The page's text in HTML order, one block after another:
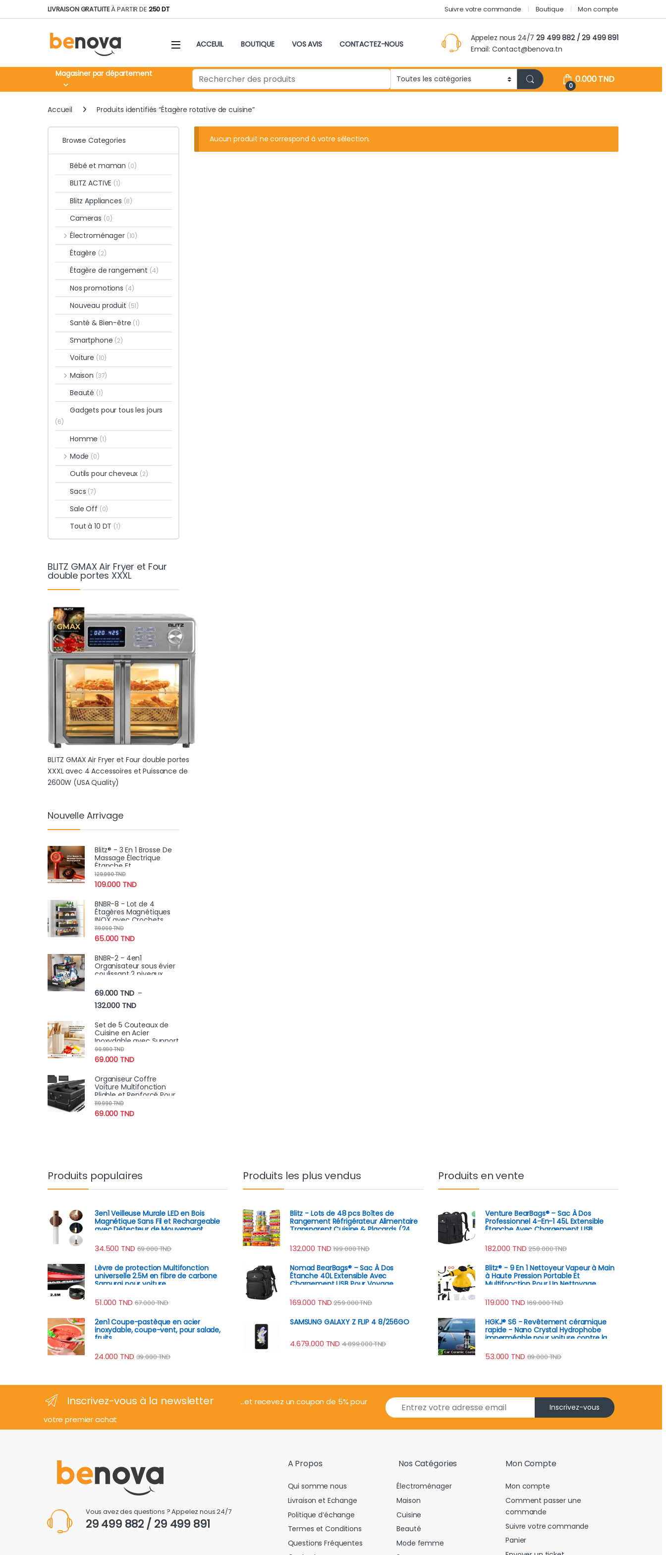
Skip to navigation
Skip to contentLIVRAISON GRATUITEÀ PARTIR DE 250 DT Suivre votre commande Boutique Mon compte
ACCEUIL BOUTIQUE VOS AVIS CONTACTEZ-NOUS
Appelez nous 24/729 499 882 / 29 499 891
Email: Contact@benova.tn
Magasiner par département Search for:
0
0.000TND
Accueil Produits identifiés “Étagère rotative de cuisine”
Aucun produit ne correspond à votre sélection.
Browse Categories
Bébé et maman (0)
BLITZ ACTIVE (1)
Blitz Appliances (8)
Cameras (0)
Électroménager (10)
Étagère (2)
Étagère de rangement (4)
Nos promotions (4)
Nouveau produit (51)
Santé & Bien-être (1)
Smartphone (2)
Voiture (10)
Maison (37)
Beauté (1)
Gadgets pour tous les jours
(6)
Homme (1)
Mode (0)
Outils pour cheveux (2)
Sacs (7)
Sale Off (0)
Tout à 10 DT (1)
BLITZ GMAX Air Fryer et Four
double portes XXXL
BLITZ GMAX Air Fryer et Four double portes
XXXL avec 4 Accessoires et Puissance de
2600W (USA Quality)
Nouvelle Arrivage
Blitz® - 3 En 1 Brosse De
Massage Électrique
Étanche Et
Rechargeable Pour
Relaxation Et Croissance
Des Cheveux
109.000 TND
129.990TND
BNBR-8 - Lot de 4
Étagères Magnétiques
INOX avec Crochets
Rangement Pratique
Cuisine Salle de Bain
Réfrigérateur
65.000 TND
119.000TND
BNBR-2 - 4en1
Organisateur sous évier
coulissant 2 niveaux
salle de bain (2 pcs)
69.000 TND –
132.000 TNDPlage de prix : 69.000 TND à 132.000 TND
Set de 5 Couteaux de
Cuisine en Acier
Inoxydable avec Support
| Lames Anti-Rouille
Ultra-Tranchantes
69.000 TND
99.990TND
Organiseur Coffre
Voiture Multifonction
Pliable et Renforcé Pour
Rangement Robuste
Avec Poignées & Poches
69.000 TND
119.990TND
Produits populaires
3en1 Veilleuse Murale LED en Bois
Magnétique Sans Fil et Rechargeable
avec Détecteur de Mouvement
34.500 TND 69.000TND
Lèvre de protection Multifonction
universelle 2.5M en fibre de carbone
Samurai pour voiture
51.000 TND 67.000TND
2en1 Coupe-pastèque en acier
inoxydable, coupe-vent, pour salade,
fruits
24.000 TND 39.000TND
Produits les plus vendus
Blitz - Lots de 48 pcs Boîtes de
Rangement Réfrigérateur Alimentaire
Transparent Cuisine & Placards (24
132.000 TND 199.000TND
Nomad BearBags® – Sac À Dos
Étanche 40L Extensible Avec
Chargement USB Pour Voyage
169.000 TND 259.000TND
SAMSUNG GALAXY Z FLIP 4 8/256GO
4.679.000 TND 4.899.000TND
Produits en vente
Venture BearBags® – Sac À Dos
Professionnel 4-En-1 45L Extensible
Étanche Avec Chargement USB
182.000 TND 258.000TND
Blitz® - 9 En 1 Nettoyeur Vapeur à Main
à Haute Pression Portable Et
Multifonction Pour Un Nettoyage
119.000 TND 169.000TND
HGKJ® S6 - Revêtement céramique
rapide - Nano Crystal Hydrophobe
imperméable pour voiture contre la
53.000 TND 89.000TND
Inscrivez-vous à la newsletter
...et recevez un coupon de 5% pour
votre premier achat
E
m
i
Inscrivez-vous
Vous avez des questions ? Appelez nous 24/7
29 499 882 / 29 499 891
A Propos
Qui somme nous
Livraison et Echange
Politique d’échange
Termes et Conditions
Questions Fréquentes
Nos Catégories
Électroménager
Maison
Cuisine
Beauté
Mode femme
Mon Compte
Mon compte
Comment passer une
commande
Suivre votre commande
Panier